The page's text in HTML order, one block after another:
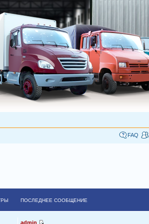
FAQ
ПОСЛЕДНЕЕ СООБЩЕНИЕ
admin